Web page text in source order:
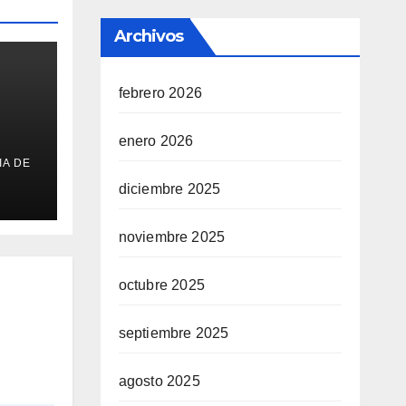
DE
Archivos
febrero 2026
enero 2026
diciembre 2025
noviembre 2025
octubre 2025
septiembre 2025
agosto 2025